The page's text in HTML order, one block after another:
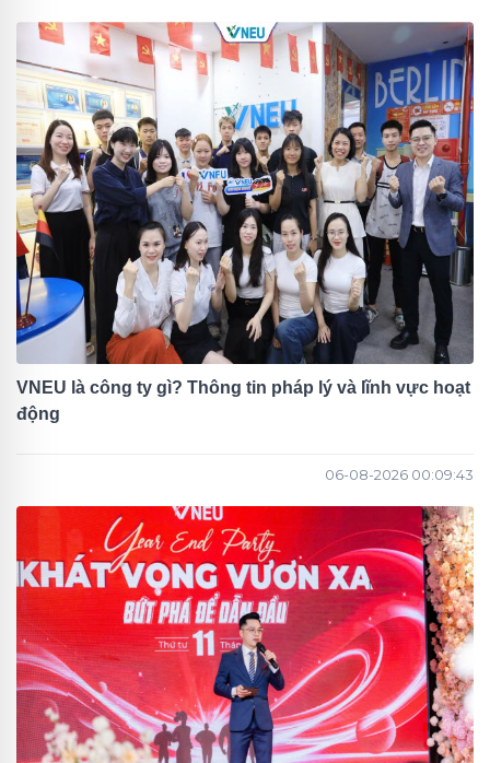
VNEU là công ty gì? Thông tin pháp lý và lĩnh vực hoạt
động
06-08-2026 00:09:43